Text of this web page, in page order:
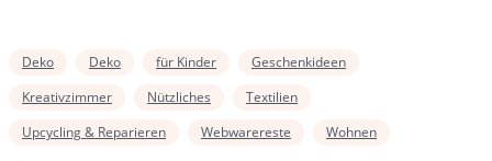
Deko Deko für Kinder
Geschenkideen
Kreativzimmer
Nützliches
Textilien
Upcycling & Reparieren
Webwarereste Wohnen